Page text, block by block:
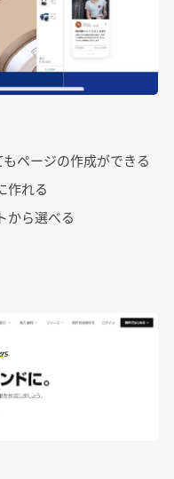
ページの作成ができる
作れる
から選べる